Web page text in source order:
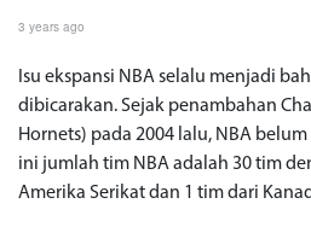
3 years ago
Isu ekspansi NBA selalu menjadi
dibicarakan. Sejak penambahan
Hornets) pada 2004 lalu, NBA
ini jumlah tim NBA adalah 30 tim
Amerika Serikat dan 1 tim dari